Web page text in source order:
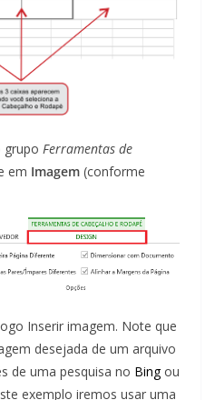
grupo Ferramentas de
em Imagem (conforme
Inserir imagem. Note que
desejada de um arquivo
de uma pesquisa no Bingou
exemplo iremos usar uma